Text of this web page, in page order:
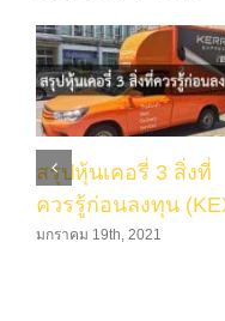
สรุปหุ้นเคอรี่ 3 สิ่งที่
ควรรู้ก่อนลงทุน
มกราคม 19th, 2021